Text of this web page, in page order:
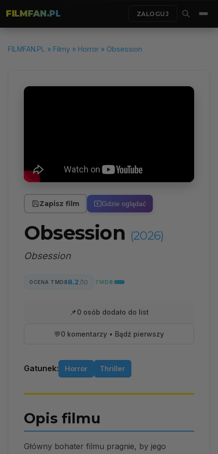
FILMFAN.PL ZALOGUJ
FILMFAN.PL » Filmy » Horror » Obsession
Zapisz film Gdzie oglądać
Obsession (2026)
Obsession
OCENA TMDB8.2 /10
📌0 osób dodało do list
💬0 komentarzy • Bądź pierwszy
Gatunek: Horror Thriller
Opis filmu
Główny bohater filmu pragnie, by jego